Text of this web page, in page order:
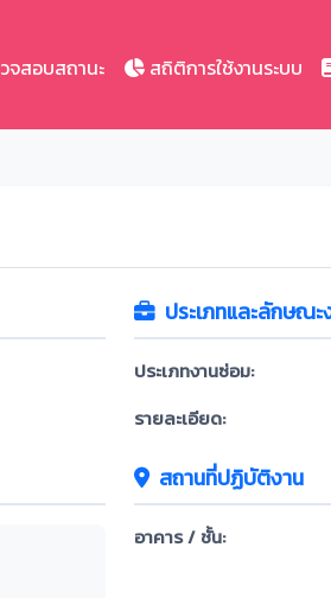
จสอบสถานะ สถิติการใช้งานระบบ
ประเภทและลักษณะ
ประเภทงานซ่อม:
รายละเอียด:
สถานที่ปฏิบัติงาน
อาคาร / ชั้น: